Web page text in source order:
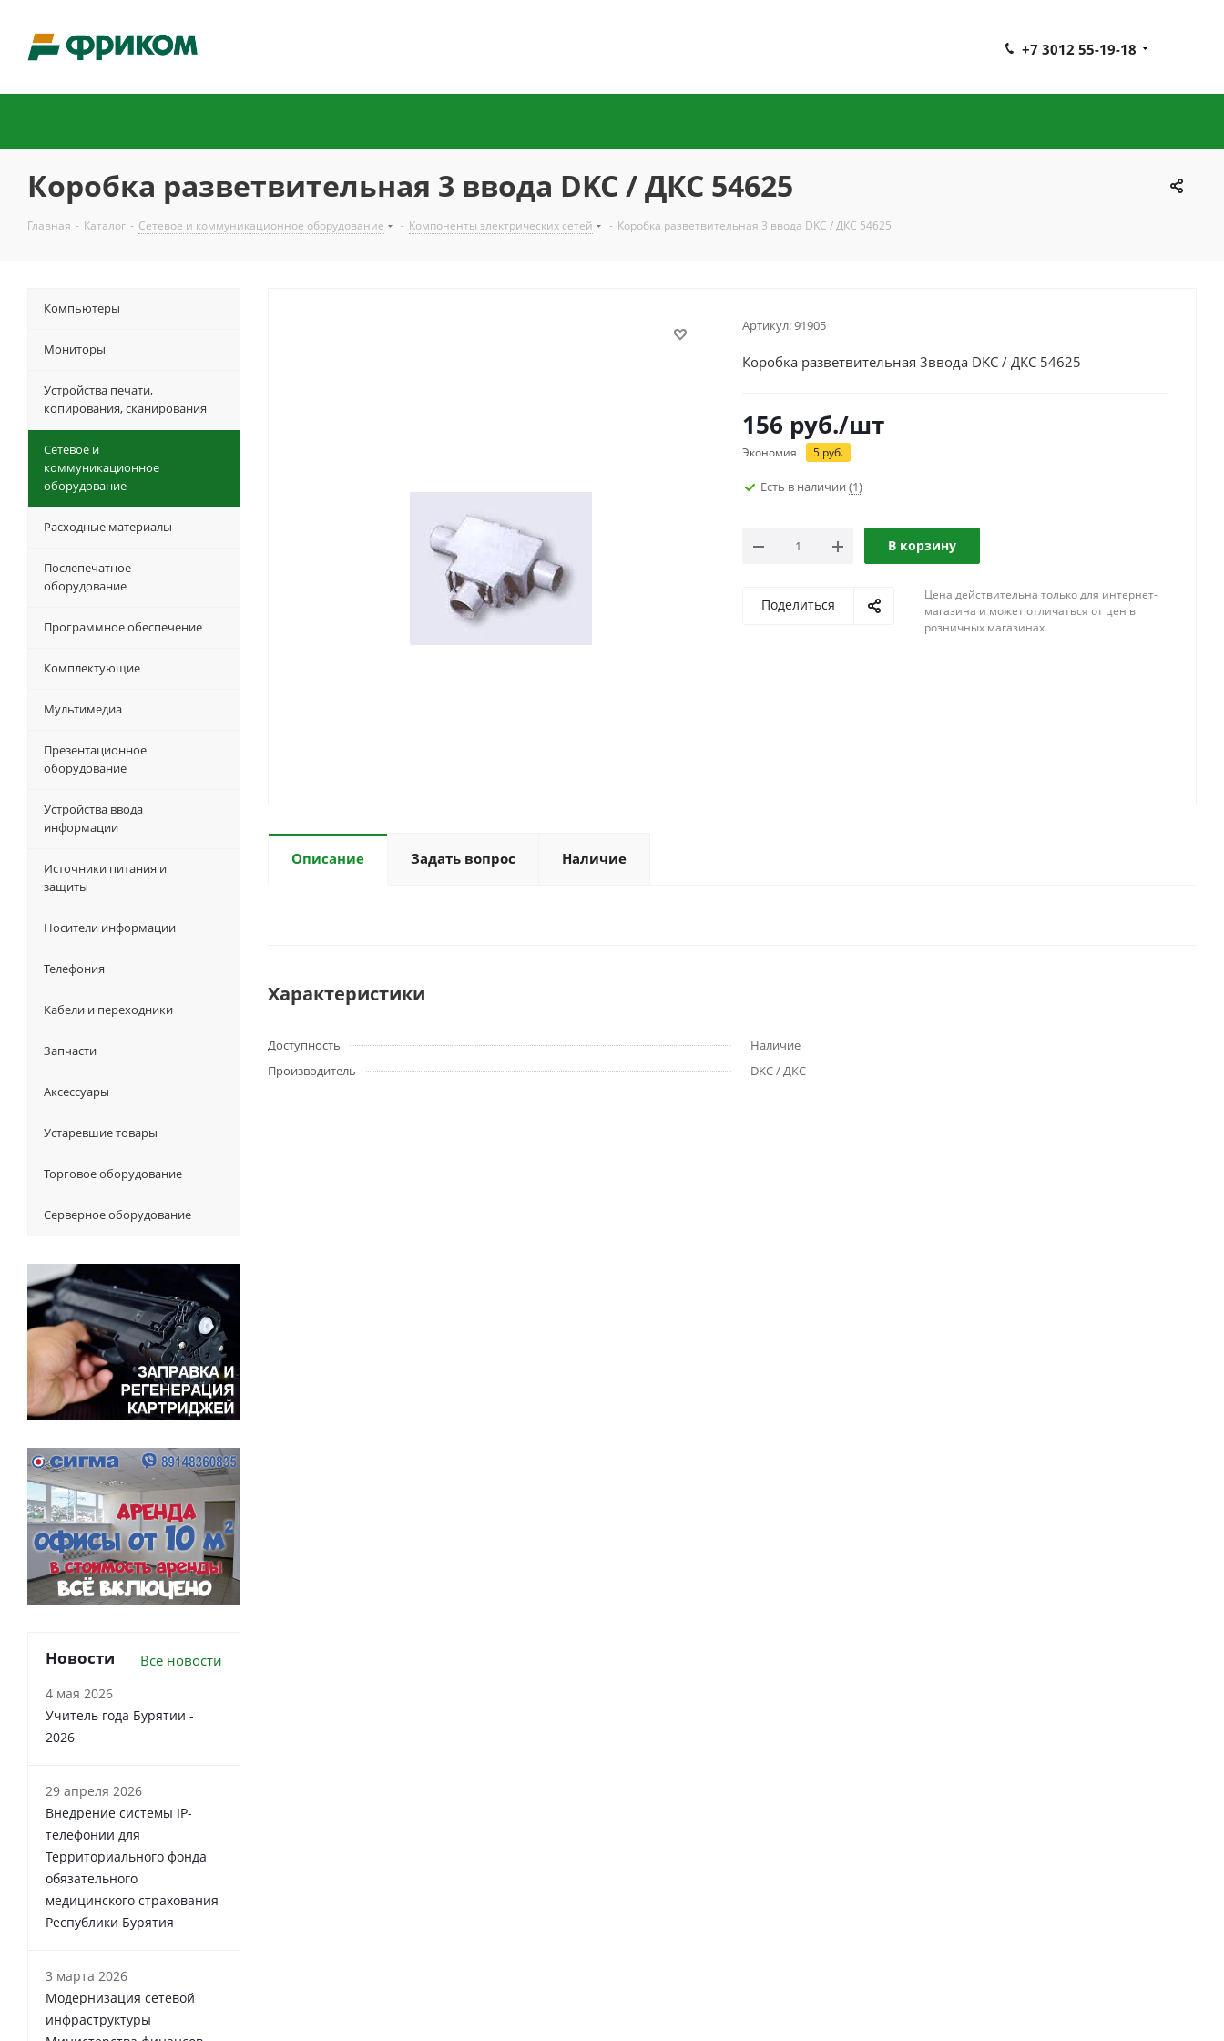
+7 3012 55-19-18
Коробка разветвительная 3 ввода DKC / ДКС 54625
Главная - Каталог - Сетевое и коммуникационное оборудование - Компоненты электрических сетей - Коробка разветвительная 3 ввода DKC / ДКС 54625
Артикул:91905
Коробка разветвительная 3ввода DKC / ДКС 54625
156 руб./шт
Экономия 5 руб.
Есть в наличии (1)
В корзину
Поделиться
Цена действительна только для интернет-
магазина и может отличаться от цен в
розничных магазинах
Описание Задать вопрос Наличие
Характеристики
Доступность
Наличие
Производитель
DKC / ДКС
Компьютеры
Мониторы
Устройства печати,
копирования, сканирования
Сетевое и
коммуникационное
оборудование
Расходные материалы
Послепечатное
оборудование
Программное обеспечение
Комплектующие
Мультимедиа
Презентационное
оборудование
Устройства ввода
информации
Источники питания и
защиты
Носители информации
Телефония
Кабели и переходники
Запчасти
Аксессуары
Устаревшие товары
Торговое оборудование
Серверное оборудование
Новости Все новости
4 мая 2026
Учитель года Бурятии -
2026
29 апреля 2026
Внедрение системы IP-
телефонии для
Территориального фонда
обязательного
медицинского страхования
Республики Бурятия
3 марта 2026
Модернизация сетевой
инфраструктуры